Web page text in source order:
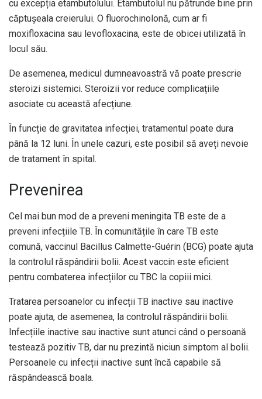
cu excepția etambutolului. Etambutolul nu pătrunde bine prin
căptușeala creierului. O fluorochinolonă, cum ar fi
moxifloxacina sau levofloxacina, este de obicei utilizată în
locul său.
De asemenea, medicul dumneavoastră vă poate prescrie
steroizi sistemici. Steroizii vor reduce complicațiile
asociate cu această afecțiune.
În funcție de gravitatea infecției, tratamentul poate dura
până la 12 luni. În unele cazuri, este posibil să aveți nevoie
de tratament în spital.
Prevenirea
Cel mai bun mod de a preveni meningita TB este de a
preveni infecțiile TB. În comunitățile în care TB este
comună, vaccinul Bacillus Calmette-Guérin (BCG) poate ajuta
la controlul răspândirii bolii. Acest vaccin este eficient
pentru combaterea infecțiilor cu TBC la copiii mici.
Tratarea persoanelor cu infecții TB inactive sau inactive
poate ajuta, de asemenea, la controlul răspândirii bolii.
Infecțiile inactive sau inactive sunt atunci când o persoană
testează pozitiv TB, dar nu prezintă niciun simptom al bolii.
Persoanele cu infecții inactive sunt încă capabile să
răspândească boala.